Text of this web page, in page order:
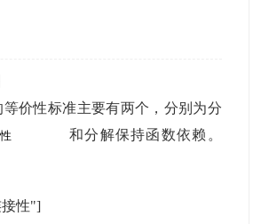
价性标准主要有两个，分别为分
和分解保持函数依赖。
性"]